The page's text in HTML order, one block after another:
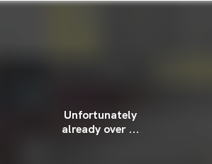
Unfortunately
already over ...